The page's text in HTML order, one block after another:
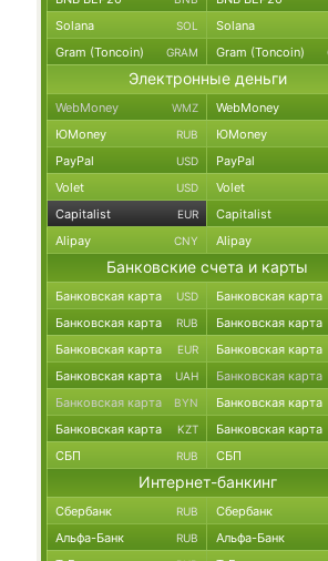
Solana SOL Solana
Gram (Toncoin) GRAM Gram (Toncoin)
Электронные деньги
WebMoney WMZ WebMoney
ЮMoney RUB ЮMoney
PayPal USD PayPal
Volet USD Volet
Capitalist EUR Capitalist
Alipay CNY Alipay
Банковские счета и карты
Банковская карта USD Банковская карта
Банковская карта RUB Банковская карта
Банковская карта EUR Банковская карта
Банковская карта UAH Банковская карта
Банковская карта BYN Банковская карта
Банковская карта KZT Банковская карта
СБП RUB СБП
Интернет-банкинг
Сбербанк RUB Сбербанк
Альфа-Банк RUB Альфа-Банк